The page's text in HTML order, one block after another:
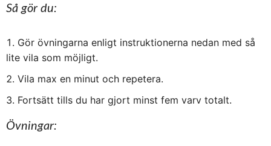
Så gör du:
Gör övningarna enligt instruktionerna nedan med så
lite vila som möjligt.
Vila max en minut och repetera.
Fortsätt tills du har gjort minst fem varv totalt.
Övningar: